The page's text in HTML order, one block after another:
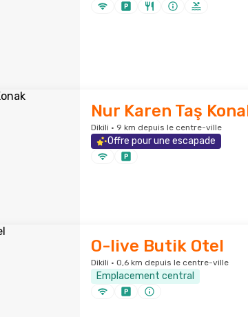
Nur Karen Taş
Dikili · 9 km depuis le centre-ville
Offre pour une escapade
O-live Butik Otel
Dikili · 0,6 km depuis le centre-ville
Emplacement central